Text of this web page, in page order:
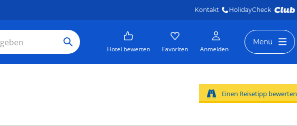
Kontakt HolidayCheck
Hotel bewerten Favoriten Anmelden
Menü
Einen Reisetipp bewerten